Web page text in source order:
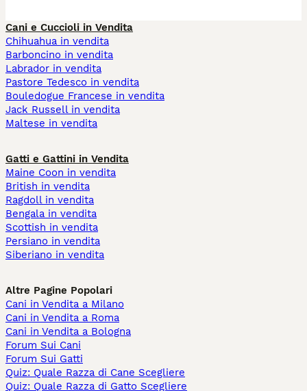
Cani e Cuccioli in Vendita
Chihuahua in vendita
Barboncino in vendita
Labrador in vendita
Pastore Tedesco in vendita
Bouledogue Francese in vendita
Jack Russell in vendita
Maltese in vendita
Gatti e Gattini in Vendita
Maine Coon in vendita
British in vendita
Ragdoll in vendita
Bengala in vendita
Scottish in vendita
Persiano in vendita
Siberiano in vendita
Altre Pagine Popolari
Cani in Vendita a Milano
Cani in Vendita a Roma
Cani in Vendita a Bologna
Forum Sui Cani
Forum Sui Gatti
Quiz: Quale Razza di Cane Scegliere
Quiz: Quale Razza di Gatto Scegliere